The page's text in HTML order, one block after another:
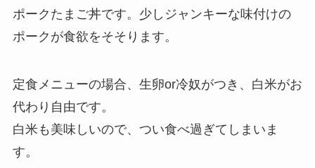
ポークたまご丼です。少しジャンキーな味付けの
ポークが食欲をそそります。
定食メニューの場合、生卵or冷奴がつき、白米がお
代わり自由です。
白米も美味しいので、つい食べ過ぎてしまいま
す。